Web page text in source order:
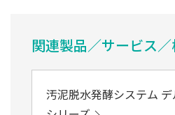
関連製品／サービス
汚泥脱水発酵システム